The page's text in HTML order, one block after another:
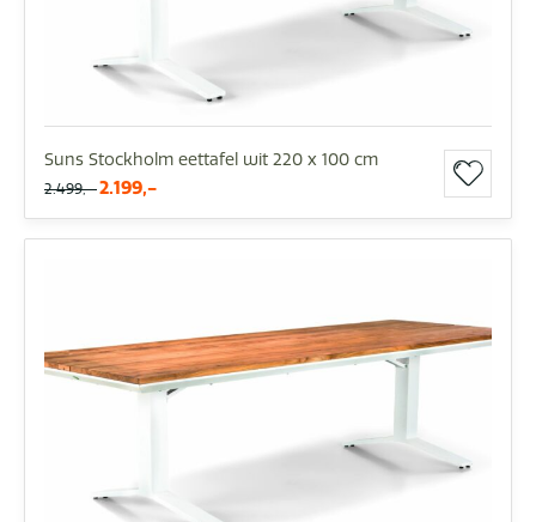
Suns Stockholm eettafel wit 220 x 100 cm
2.499,- 2.199,-